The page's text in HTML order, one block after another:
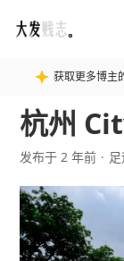
Fatesinger
获取更多博主
杭州
发布于 2 年前